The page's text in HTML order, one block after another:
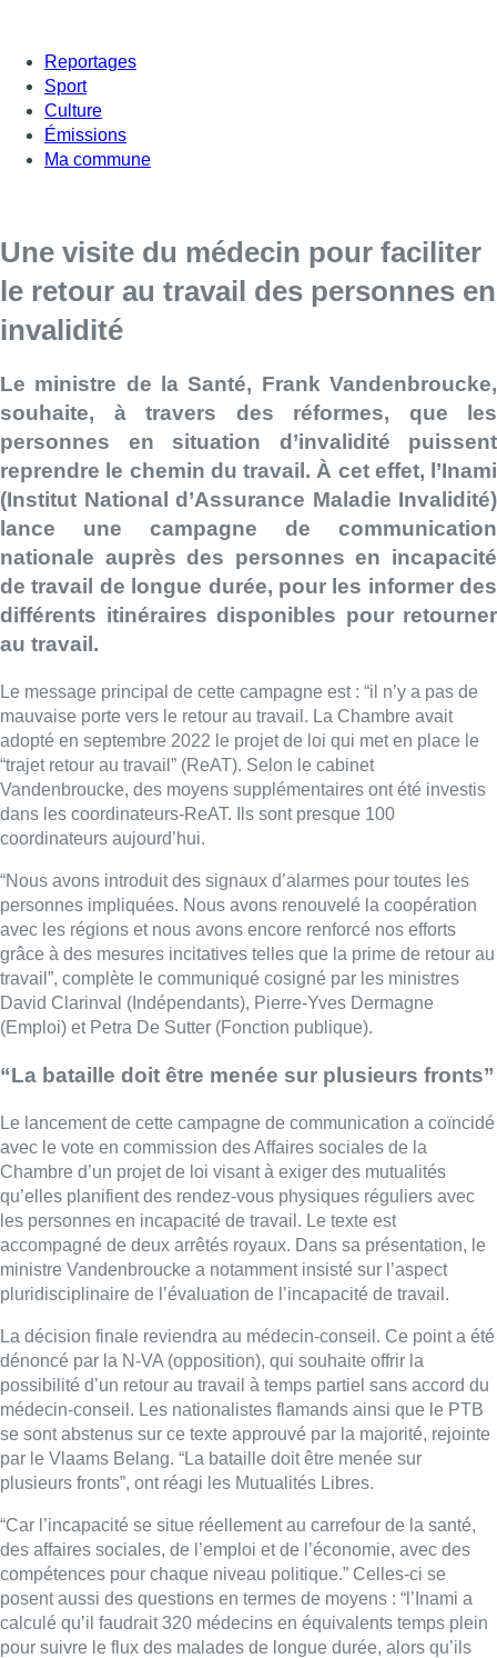
Reportages
Sport
Culture
Émissions
Ma commune
Une visite du médecin pour faciliter
le retour au travail des personnes en
invalidité
Le ministre de la Santé, Frank Vandenbroucke,
souhaite, à travers des réformes, que les
personnes en situation d’invalidité puissent
reprendre le chemin du travail. À cet effet, l’Inami
(Institut National d’Assurance Maladie Invalidité)
lance une campagne de communication
nationale auprès des personnes en incapacité
de travail de longue durée, pour les informer des
différents itinéraires disponibles pour retourner
au travail.
Le message principal de cette campagne est : “il n’y a pas de
mauvaise porte vers le retour au travail. La Chambre avait
adopté en septembre 2022 le projet de loi qui met en place le
“trajet retour au travail” (ReAT). Selon le cabinet
Vandenbroucke, des moyens supplémentaires ont été investis
dans les coordinateurs-ReAT. Ils sont presque 100
coordinateurs aujourd’hui.
“Nous avons introduit des signaux d’alarmes pour toutes les
personnes impliquées. Nous avons renouvelé la coopération
avec les régions et nous avons encore renforcé nos efforts
grâce à des mesures incitatives telles que la prime de retour au
travail”, complète le communiqué cosigné par les ministres
David Clarinval (Indépendants), Pierre-Yves Dermagne
(Emploi) et Petra De Sutter (Fonction publique).
“La bataille doit être menée sur plusieurs fronts”
Le lancement de cette campagne de communication a coïncidé
avec le vote en commission des Affaires sociales de la
Chambre d’un projet de loi visant à exiger des mutualités
qu’elles planifient des rendez-vous physiques réguliers avec
les personnes en incapacité de travail. Le texte est
accompagné de deux arrêtés royaux. Dans sa présentation, le
ministre Vandenbroucke a notamment insisté sur l’aspect
pluridisciplinaire de l’évaluation de l’incapacité de travail.
La décision finale reviendra au médecin-conseil. Ce point a été
dénoncé par la N-VA (opposition), qui souhaite offrir la
possibilité d’un retour au travail à temps partiel sans accord du
médecin-conseil. Les nationalistes flamands ainsi que le PTB
se sont abstenus sur ce texte approuvé par la majorité, rejointe
par le Vlaams Belang. “La bataille doit être menée sur
plusieurs fronts”, ont réagi les Mutualités Libres.
“Car l’incapacité se situe réellement au carrefour de la santé,
des affaires sociales, de l’emploi et de l’économie, avec des
compétences pour chaque niveau politique.” Celles-ci se
posent aussi des questions en termes de moyens : “l’Inami a
calculé qu’il faudrait 320 médecins en équivalents temps plein
pour suivre le flux des malades de longue durée, alors qu’ils